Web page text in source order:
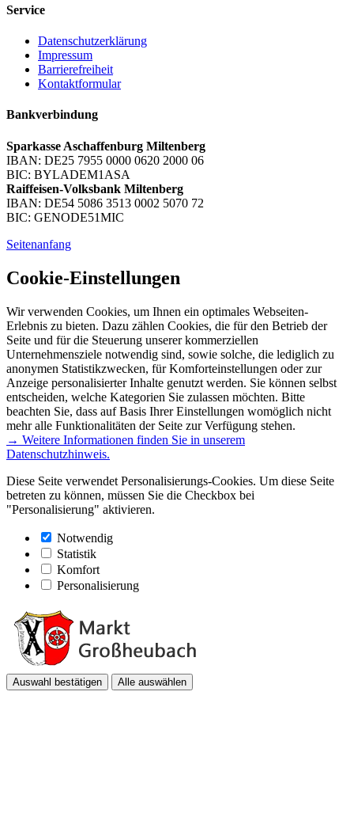
Service
Datenschutzerklärung
Impressum
Barrierefreiheit
Kontaktformular
Bankverbindung
Sparkasse Aschaffenburg Miltenberg
IBAN: DE25 7955 0000 0620 2000 06
BIC: BYLADEM1ASA
Raiffeisen-Volksbank Miltenberg
IBAN: DE54 5086 3513 0002 5070 72
BIC: GENODE51MIC
Seitenanfang
Cookie-Einstellungen
Wir verwenden Cookies, um Ihnen ein optimales Webseiten-
Erlebnis zu bieten. Dazu zählen Cookies, die für den Betrieb der
Seite und für die Steuerung unserer kommerziellen
Unternehmensziele notwendig sind, sowie solche, die lediglich zu
anonymen Statistikzwecken, für Komforteinstellungen oder zur
Anzeige personalisierter Inhalte genutzt werden. Sie können selbst
entscheiden, welche Kategorien Sie zulassen möchten. Bitte
beachten Sie, dass auf Basis Ihrer Einstellungen womöglich nicht
mehr alle Funktionalitäten der Seite zur Verfügung stehen.
→ Weitere Informationen finden Sie in unserem
Datenschutzhinweis.
Diese Seite verwendet Personalisierungs-Cookies. Um diese Seite
betreten zu können, müssen Sie die Checkbox bei
"Personalisierung" aktivieren.
Notwendig
Statistik
Komfort
Personalisierung
Auswahl bestätigen Alle auswählen